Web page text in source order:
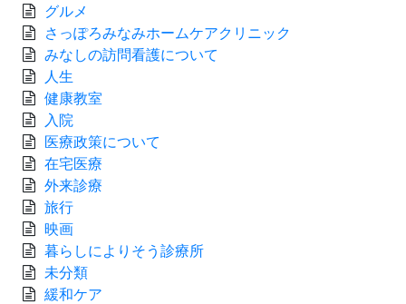
グルメ
さっぽろみなみホームケアクリニック
みなしの訪問看護について
人生
健康教室
入院
医療政策について
在宅医療
外来診療
旅行
映画
暮らしによりそう診療所
未分類
緩和ケア